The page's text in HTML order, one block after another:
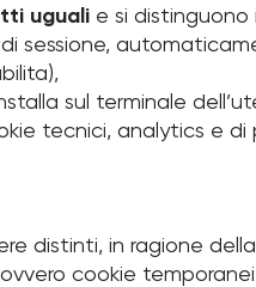
uguali e si distinguono
sessione,
sul terminale
tecnici, analytics e di
distinti, in ragione
cookie